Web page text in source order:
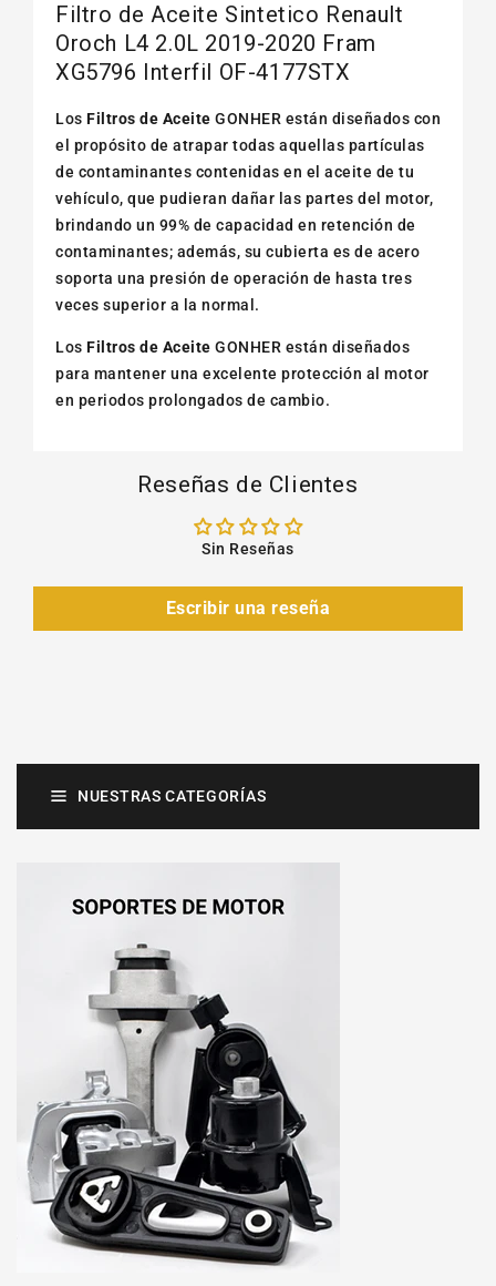
Filtro de Aceite Sintetico Renault
Oroch L4 2.0L 2019-2020 Fram
XG5796 Interfil OF-4177STX
Los Filtros de Aceite GONHER están diseñados con
el propósito de atrapar todas aquellas partículas
de contaminantes contenidas en el aceite de tu
vehículo, que pudieran dañar las partes del motor,
brindando un 99% de capacidad en retención de
contaminantes; además, su cubierta es de acero
soporta una presión de operación de hasta tres
veces superior a la normal.
Los Filtros de Aceite GONHER están diseñados
para mantener una excelente protección al motor
en periodos prolongados de cambio.
Reseñas de Clientes
Sin Reseñas
Escribir una reseña
NUESTRAS CATEGORÍAS